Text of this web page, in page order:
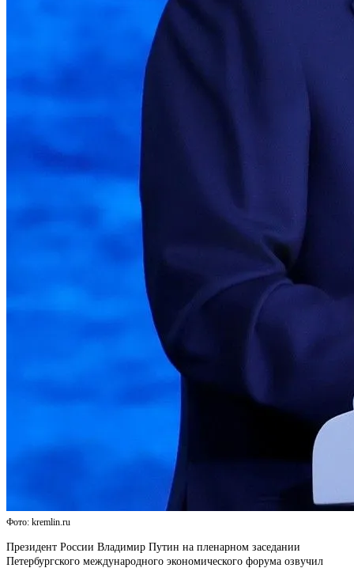
Фото: kremlin.ru
Президент России Владимир Путин на пленарном заседании
Петербургского международного экономического форума озвучил